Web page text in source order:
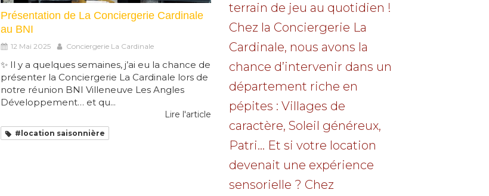
Présentation de La Conciergerie Cardinale
au BNI
12 Mai 2025 Conciergerie La Cardinale
✨ Il y a quelques semaines, j’ai eu la chance de
présenter la Conciergerie La Cardinale lors de
notre réunion BNI Villeneuve Les Angles
Développement… et qu...
Lire l'article
#location saisonnière
terrain de jeu au quotidien !
Chez la Conciergerie La
Cardinale, nous avons la
chance d’intervenir dans un
département riche en
pépites : Villages de
caractère, Soleil généreux,
Patri... Et si votre location
devenait une expérience
sensorielle ? Chez